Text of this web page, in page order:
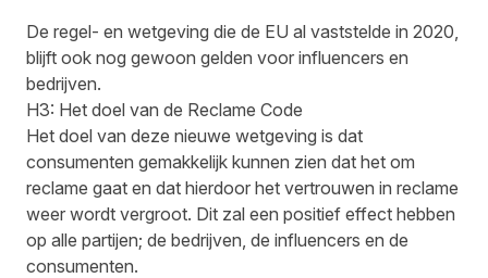
De regel- en wetgeving die de EU al vaststelde in 2020,
blijft ook nog gewoon gelden voor influencers en
bedrijven.
H3: Het doel van de Reclame Code
Het doel van deze nieuwe wetgeving is dat
consumenten gemakkelijk kunnen zien dat het om
reclame gaat en dat hierdoor het vertrouwen in reclame
weer wordt vergroot. Dit zal een positief effect hebben
op alle partijen; de bedrijven, de influencers en de
consumenten.